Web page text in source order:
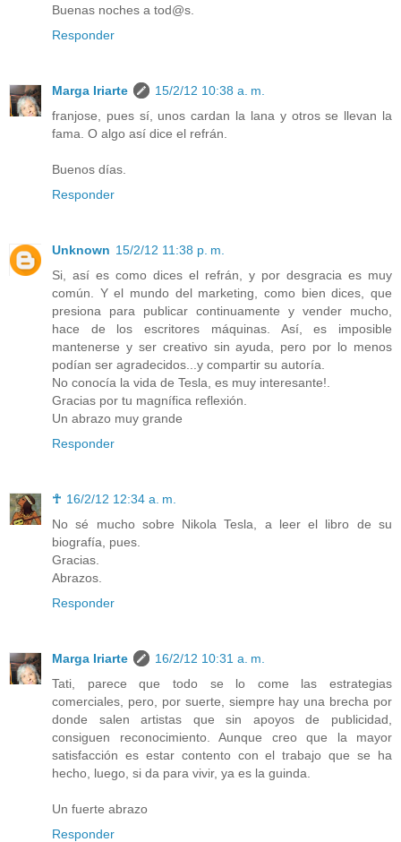
Buenas noches a tod@s.
Responder
Marga Iriarte
15/2/12 10:38 a. m.
franjose, pues sí, unos cardan la lana y otros se llevan la
fama. O algo así dice el refrán.
Buenos días.
Responder
Unknown 15/2/12 11:38 p. m.
Si, así es como dices el refrán, y por desgracia es muy
común. Y el mundo del marketing, como bien dices, que
presiona para publicar continuamente y vender mucho,
hace de los escritores máquinas. Así, es imposible
mantenerse y ser creativo sin ayuda, pero por lo menos
podían ser agradecidos...y compartir su autoría.
No conocía la vida de Tesla, es muy interesante!.
Gracias por tu magnífica reflexión.
Un abrazo muy grande
Responder
☥ 16/2/12 12:34 a. m.
No sé mucho sobre Nikola Tesla, a leer el libro de su
biografía, pues.
Gracias.
Abrazos.
Responder
Marga Iriarte
16/2/12 10:31 a. m.
Tati, parece que todo se lo come las estrategias
comerciales, pero, por suerte, siempre hay una brecha por
donde salen artistas que sin apoyos de publicidad,
consiguen reconocimiento. Aunque creo que la mayor
satisfacción es estar contento con el trabajo que se ha
hecho, luego, si da para vivir, ya es la guinda.
Un fuerte abrazo
Responder